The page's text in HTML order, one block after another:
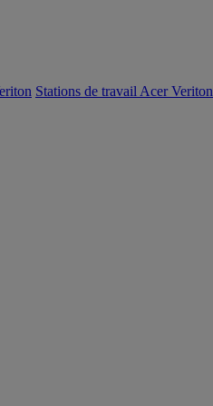
Stations de travail Acer Veriton